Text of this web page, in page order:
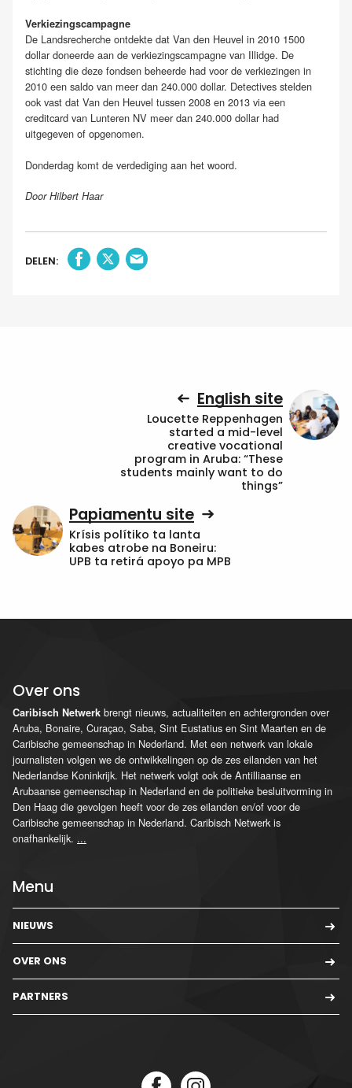
Verkiezingscampagne
De Landsrecherche ontdekte dat Van den Heuvel in 2010 1500
dollar doneerde aan de verkiezingscampagne van Illidge. De
stichting die deze fondsen beheerde had voor de verkiezingen in
2010 een saldo van meer dan 240.000 dollar. Detectives stelden
ook vast dat Van den Heuvel tussen 2008 en 2013 via een
creditcard van Lunteren NV meer dan 240.000 dollar had
uitgegeven of opgenomen.
Donderdag komt de verdediging aan het woord.
Door Hilbert Haar
DELEN:
English site
Loucette Reppenhagen
started a mid-level
creative vocational
program in Aruba: “These
students mainly want to do
things”
Papiamentu site
Krísis polítiko ta lanta
kabes atrobe na Boneiru:
UPB ta retirá apoyo pa MPB
Over ons
Caribisch Netwerk brengt nieuws, actualiteiten en achtergronden over
Aruba, Bonaire, Curaçao, Saba, Sint Eustatius en Sint Maarten en de
Caribische gemeenschap in Nederland. Met een netwerk van lokale
journalisten volgen we de ontwikkelingen op de zes eilanden van het
Nederlandse Koninkrijk. Het netwerk volgt ook de Antilliaanse en
Arubaanse gemeenschap in Nederland en de politieke besluitvorming in
Den Haag die gevolgen heeft voor de zes eilanden en/of voor de
Caribische gemeenschap in Nederland. Caribisch Netwerk is
onafhankelijk. ...
Menu
NIEUWS
OVER ONS
PARTNERS